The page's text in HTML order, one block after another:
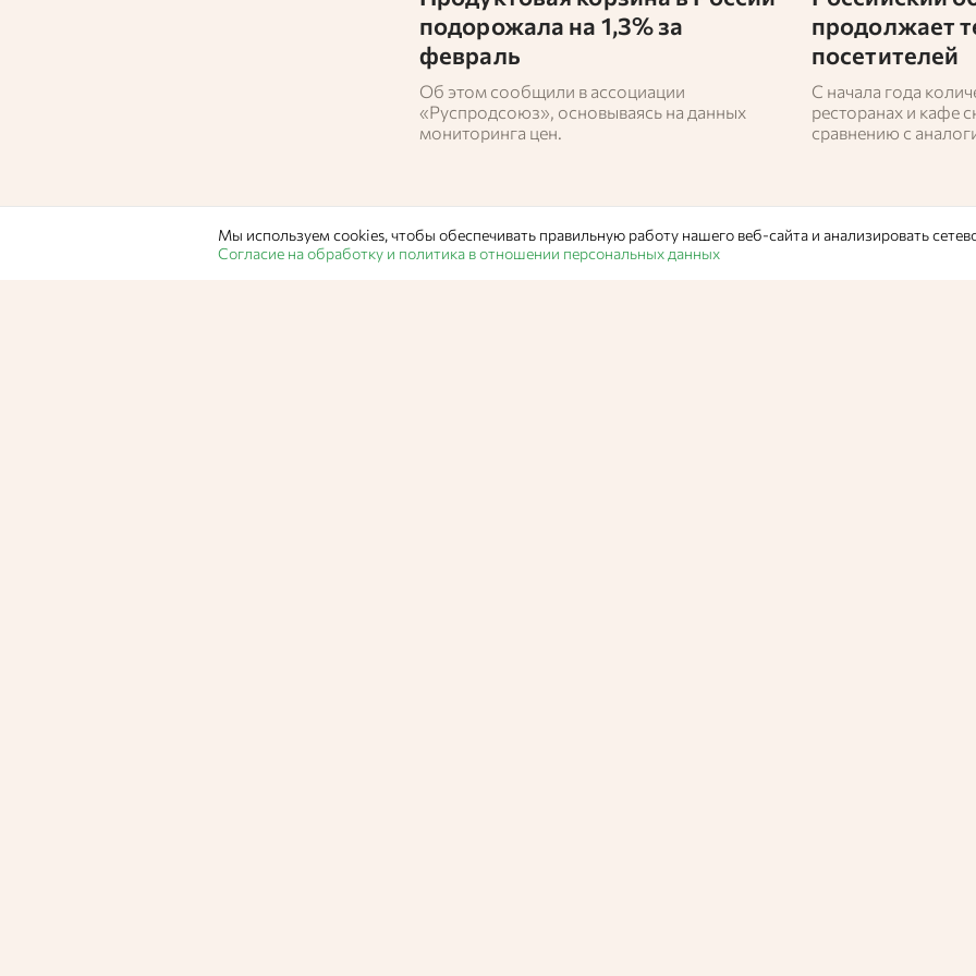
подорожала на 1,3% за
февраль
Об этом сообщили в ассоциации
«Руспродсоюз», основываясь на данных
мониторинга цен.
продолжает
посетителей
С начала года
ресторанах и кафе
сравнению с
Статьи / Новости
Мы используем cookies, чтобы обеспечивать правильную работу нашего веб-сайта и анализировать
Согласие на обработку и политика в отношении персональных данных